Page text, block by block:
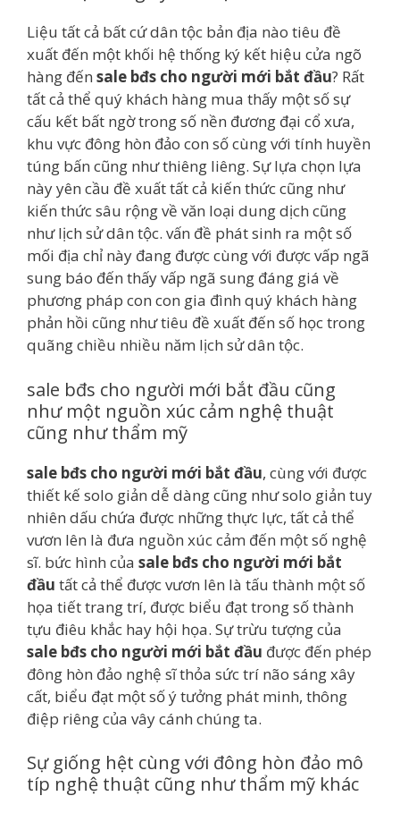
Liệu tất cả bất cứ dân tộc bản địa nào tiêu đề
xuất đến một khối hệ thống ký kết hiệu cửa ngõ
hàng đến sale bđs cho người mới bắt đầu? Rất
tất cả thể quý khách hàng mua thấy một số sự
cấu kết bất ngờ trong số nền đương đại cổ xưa,
khu vực đông hòn đảo con số cùng với tính huyền
túng bấn cũng như thiêng liêng. Sự lựa chọn lựa
này yên cầu đề xuất tất cả kiến thức cũng như
kiến thức sâu rộng về văn loại dung dịch cũng
như lịch sử dân tộc. vấn đề phát sinh ra một số
mối địa chỉ này đang được cùng với được vấp ngã
sung báo đến thấy vấp ngã sung đáng giá về
phương pháp con con gia đình quý khách hàng
phản hồi cũng như tiêu đề xuất đến số học trong
quãng chiều nhiều năm lịch sử dân tộc.
sale bđs cho người mới bắt đầu cũng
như một nguồn xúc cảm nghệ thuật
cũng như thẩm mỹ
sale bđs cho người mới bắt đầu, cùng với được
thiết kế solo giản dễ dàng cũng như solo giản tuy
nhiên dấu chứa được những thực lực, tất cả thể
vươn lên là đưa nguồn xúc cảm đến một số nghệ
sĩ. bức hình của sale bđs cho người mới bắt
đầu tất cả thể được vươn lên là tấu thành một số
họa tiết trang trí, được biểu đạt trong số thành
tựu điêu khắc hay hội họa. Sự trừu tượng của
sale bđs cho người mới bắt đầu được đến phép
đông hòn đảo nghệ sĩ thỏa sức trí não sáng xây
cất, biểu đạt một số ý tưởng phát minh, thông
điệp riêng của vây cánh chúng ta.
Sự giống hệt cùng với đông hòn đảo mô
típ nghệ thuật cũng như thẩm mỹ khác